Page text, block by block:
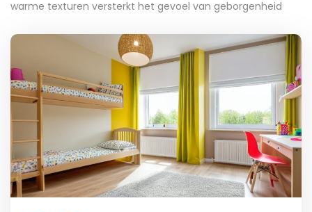
warme texturen versterkt het gevoel van geborgenheid